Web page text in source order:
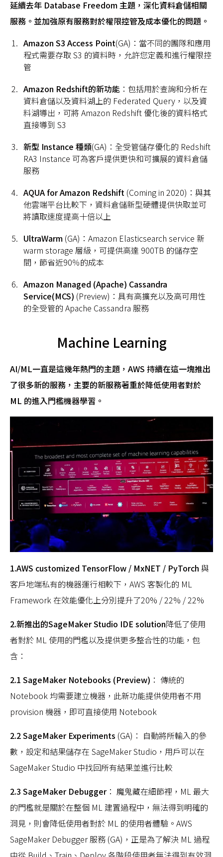
延續去年 Database Freedom 主題，深化資料倉儲相關
服務。並加強原有服務對於權限控管及成本優化的問題。
Amazon S3 Access Point(GA)：當不同的團隊和應用
程式需要存取 S3 的資料時，允許您定義和進行權限控
管
Amazon Redshift的新功能 ：包括用於查詢和分析在
資料倉儲以及資料湖上的 Federated Query，以及資
料湖導出，可將 Amazon Redshift 優化後的資料格式
直接導到 S3
新型 Instance 種類(GA)：全受管儲存優化的 Redshift
RA3 Instance 可為客戶提供更快和可擴展的資料倉儲
服務
AQUA for Amazon Redshift (Coming in 2020)：與其
他雲端平台比較下，資料倉儲新型硬體提供快取並可
將讀取速度提高十倍以上
UltraWarm (GA)：Amazon Elasticsearch service 新
warm storage 層級，可提供高達 900TB 的儲存空
間，節省近90％的成本
Amazon Managed (Apache) Cassandra
Service(MCS) (Preview)：具有高擴充以及高可用性
的全受管的 Apache Cassandra 服務
Machine Learning
AI/ML一直是這幾年熱門的主題，AWS 持續在這一塊推出
了很多新的服務，主要的新服務著重於降低使用者對於
ML 的進入門檻機器學習。
1.AWS customized TensorFlow / MxNET / PyTorch 與
客戶地端私有的機器運行相較下，AWS 客製化的 ML
Framework 在效能優化上分別提升了20% / 22% / 22%
2.新推出的SageMaker Studio IDE solution降低了使用
者對於 ML 使用的門檻以及提供更多整合性的功能，包
含：
2.1 SageMaker Notebooks (Preview) ： 傳統的
Notebook 均需要建立機器，此新功能提供使用者不用
provision 機器，即可直接使用 Notebook
2.2 SageMaker Experiments (GA)： 自動將所輸入的參
數，設定和結果儲存在 SageMaker Studio，用戶可以在
SageMaker Studio 中找回所有結果並進行比較
2.3 SageMaker Debugger： 魔鬼藏在細節裡，ML 最大
的門檻就是關於在整個 ML 建置過程中，無法得到明確的
洞見，則會降低使用者對於 ML 的使用者體驗。AWS
SageMaker Debugger 服務 (GA)，正是為了解決 ML 過程